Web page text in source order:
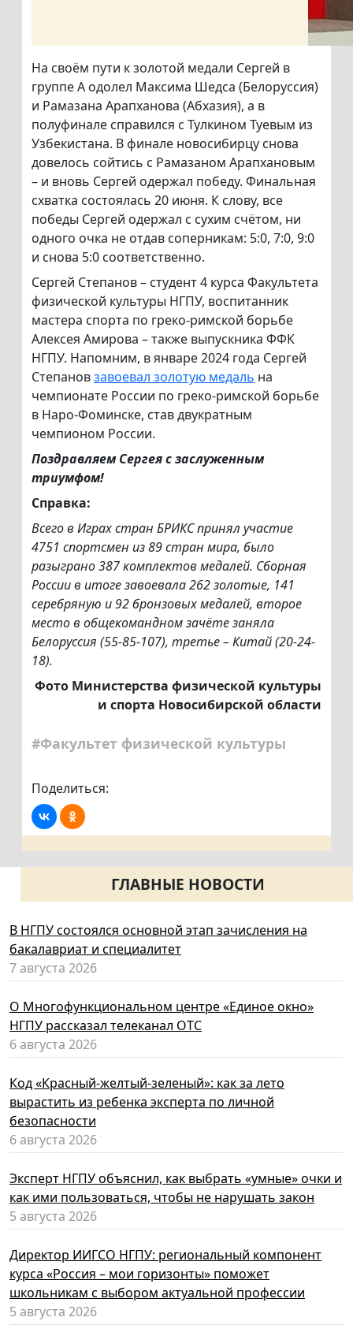
На своём пути к золотой медали Сергей в
группе А одолел Максима Шедса (Белоруссия)
и Рамазана Арапханова (Абхазия), а в
полуфинале справился с Тулкином Туевым из
Узбекистана. В финале новосибирцу снова
довелось сойтись с Рамазаном Арапхановым
– и вновь Сергей одержал победу. Финальная
схватка состоялась 20 июня. К слову, все
победы Сергей одержал с сухим счётом, ни
одного очка не отдав соперникам: 5:0, 7:0, 9:0
и снова 5:0 соответственно.
Сергей Степанов – студент 4 курса Факультета
физической культуры НГПУ, воспитанник
мастера спорта по греко-римской борьбе
Алексея Амирова – также выпускника ФФК
НГПУ. Напомним, в январе 2024 года Сергей
Степановзавоевал золотую медаль на
чемпионате России по греко-римской борьбе
в Наро-Фоминске, став двукратным
чемпионом России.
Поздравляем Сергея с заслуженным
триумфом!
Справка:
Всего в Играх стран БРИКС принял участие
4751 спортсмен из 89 стран мира, было
разыграно 387 комплектов медалей. Сборная
России в итоге завоевала 262 золотые, 141
серебряную и 92 бронзовых медалей, второе
место в общекомандном зачёте заняла
Белоруссия (55-85-107), третье – Китай (20-24-
18).
Фото Министерства физической культуры
и спорта Новосибирской области
#Факультет физической культуры
Поделиться:
ГЛАВНЫЕ НОВОСТИ
В НГПУ состоялся основной этап зачисления на
бакалавриат и специалитет
7 августа 2026
О Многофункциональном центре «Единое окно»
НГПУ рассказал телеканал ОТС
6 августа 2026
Код «Красный-желтый-зеленый»: как за лето
вырастить из ребенка эксперта по личной
безопасности
6 августа 2026
Эксперт НГПУ объяснил, как выбрать «умные» очки и
как ими пользоваться, чтобы не нарушать закон
5 августа 2026
Директор ИИГСО НГПУ: региональный компонент
курса «Россия – мои горизонты» поможет
школьникам с выбором актуальной профессии
5 августа 2026